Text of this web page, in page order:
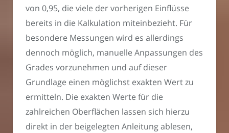
von 0,95, die viele der vorherigen Einflüsse
bereits in die Kalkulation miteinbezieht. Für
besondere Messungen wird es allerdings
dennoch möglich, manuelle Anpassungen des
Grades vorzunehmen und auf dieser
Grundlage einen möglichst exakten Wert zu
ermitteln. Die exakten Werte für die
zahlreichen Oberflächen lassen sich hierzu
direkt in der beigelegten Anleitung ablesen,